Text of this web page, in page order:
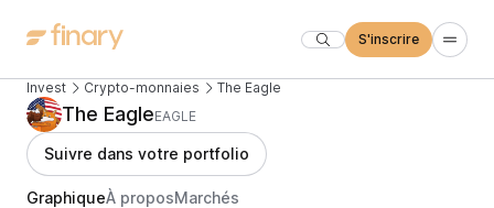
S'inscrire
Invest Crypto-monnaies The Eagle
The EagleEAGLE
Suivre dans votre portfolio
GraphiqueÀ proposMarchés